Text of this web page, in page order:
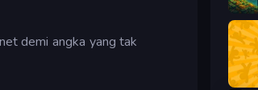
demi angka yang tak